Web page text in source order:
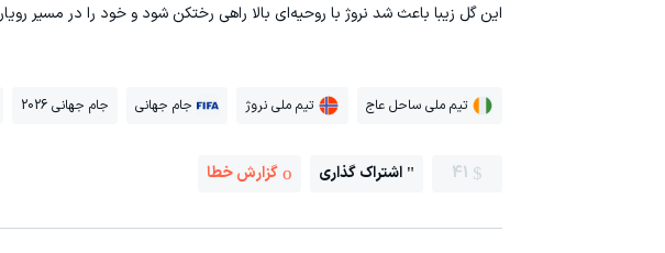
این گل زیبا باعث شد نروژ با روحیه‌ای بالا راهی رختکن شود و خود را در مسیر
تیم ملی ساحل عاج تیم ملی نروژ جام جهانی جام جهانی 2026
41 اشتراک گذاری گزارش خطا